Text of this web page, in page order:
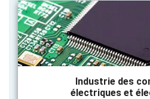
Industrie des
électriques et